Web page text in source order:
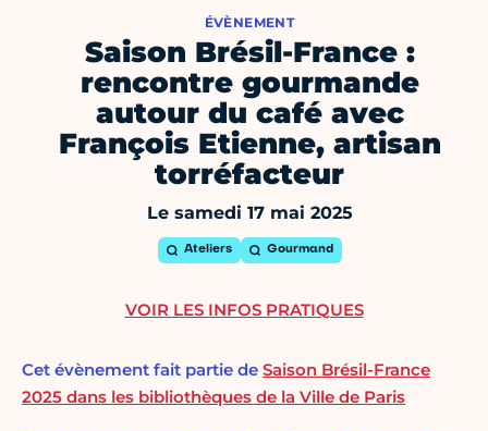
ÉVÈNEMENT
Saison Brésil-France :
rencontre gourmande
autour du café avec
François Etienne, artisan
torréfacteur
Le samedi 17 mai 2025
Ateliers Gourmand
Cet évènement fait partie de Saison Brésil-France
2025 dans les bibliothèques de la Ville de Paris
VOIR LES INFOS PRATIQUES